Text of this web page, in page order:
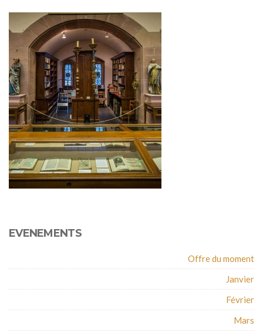
EVENEMENTS
Offre du moment
Janvier
Février
Mars